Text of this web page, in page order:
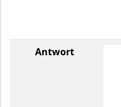
Antwort